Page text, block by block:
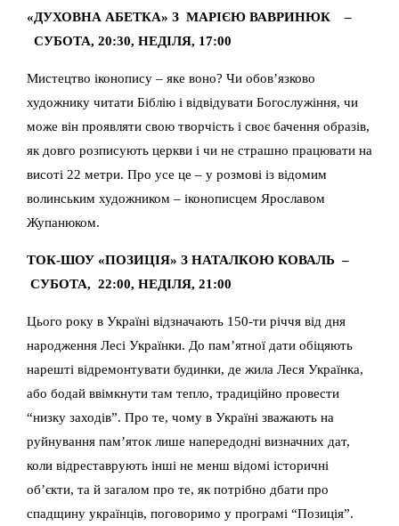
«ДУХОВНА АБЕТКА» З МАРІЄЮ ВАВРИНЮК –
СУБОТА, 20:30, НЕДІЛЯ, 17:00
Мистецтво іконопису – яке воно? Чи обов’язково
художнику читати Біблію і відвідувати Богослужіння, чи
може він проявляти свою творчість і своє бачення образів,
як довго розписують церкви і чи не страшно працювати на
висоті 22 метри. Про усе це – у розмові із відомим
волинським художником – іконописцем Ярославом
Жупанюком.
ТОК-ШОУ «ПОЗИЦІЯ» З НАТАЛКОЮ КОВАЛЬ –
СУБОТА, 22:00, НЕДІЛЯ, 21:00
Цього року в Україні відзначають 150-ти річчя від дня
народження Лесі Українки. До пам’ятної дати обіцяють
нарешті відремонтувати будинки, де жила Леся Українка,
або бодай ввімкнути там тепло, традиційно провести
“низку заходів”. Про те, чому в Україні зважають на
руйнування пам’яток лише напередодні визначних дат,
коли відреставрують інші не менш відомі історичні
об’єкти, та й загалом про те, як потрібно дбати про
спадщину українців, поговоримо у програмі “Позиція”.